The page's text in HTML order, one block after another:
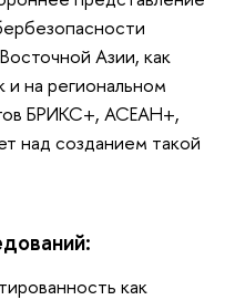
Азии, как
и на региональном
БРИКС+, АСЕАН+,
над созданием такой
как